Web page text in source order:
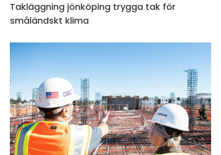
Takläggning jönköping trygga tak för
småländskt klima